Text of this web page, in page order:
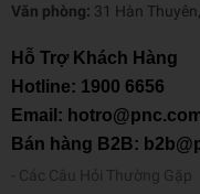
Văn phòng: 31 Hàn
Hỗ Trợ Khách Hàng
Hotline: 1900 6656
Email:
Bán hàng B2B:
Các Câu Hỏi Thường Gặp